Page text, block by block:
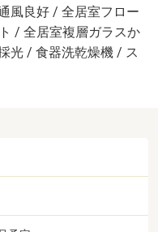
風良好 / 全居室フロー
/ 全居室複層ガラスか
光 / 食器洗乾燥機 / ス